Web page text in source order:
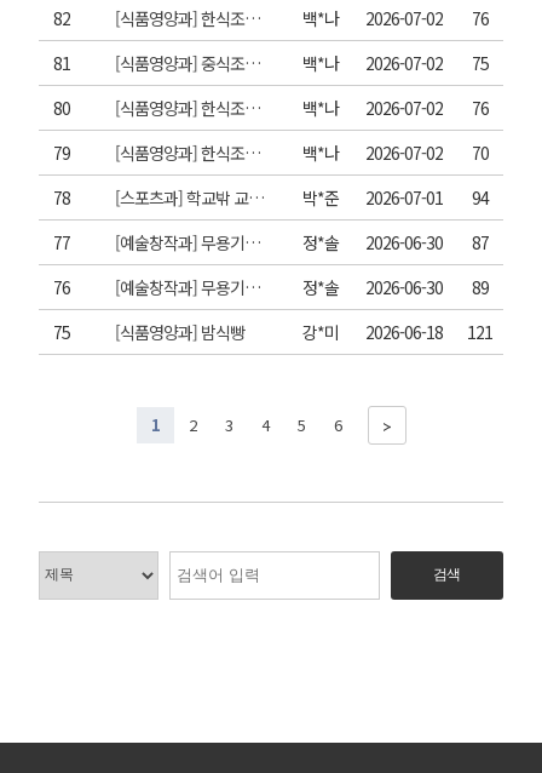
82
[식품영양과] 한식조리 미나리강회 백*나 2026-07-02
76
81
[식품영양과] 중식조리 탕수육 백*나 2026-07-02
75
80
[식품영양과] 한식조리 소고기전골 백*나 2026-07-02
76
79
[식품영양과] 한식조리 잡채 백*나 2026-07-02
70
78
[스포츠과] 학교밖 교육과정( 조선이공대학교- 운동치료헬스케어학부) 박*준 2026-07-01
94
77
[예술창작과] 무용기초실기 : 또래교수(조윤아) 정*솔 2026-06-30
87
76
[예술창작과] 무용기초실기 : 또래교수(신지호) 정*솔 2026-06-30
89
75
[식품영양과] 밤식빵 강*미 2026-06-18 121
1 2 3 4 5 6